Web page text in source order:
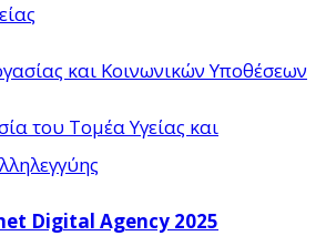
και Κοινωνικών Υποθέσεων
του Τομέα Υγείας και
Digital Agency 2025